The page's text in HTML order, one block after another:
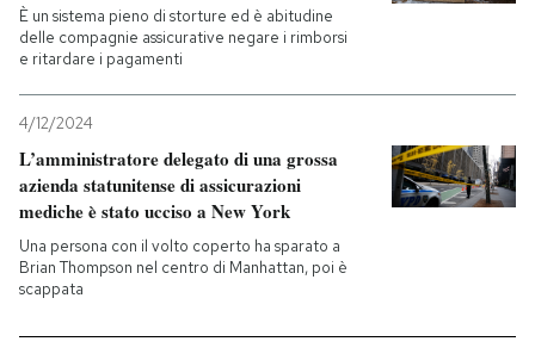
AREA PERSONALE
Entra
È un sistema pieno di storture ed è abitudine
delle compagnie assicurative negare i rimborsi
e ritardare i pagamenti
4/12/2024
L’amministratore delegato di una grossa
azienda statunitense di assicurazioni
mediche è stato ucciso a New York
Una persona con il volto coperto ha sparato a
Brian Thompson nel centro di Manhattan, poi è
scappata